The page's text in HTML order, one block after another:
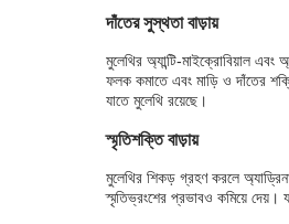
দাঁতের সুস্থতা বাড়ায়
মুলেথির অ্যান্টি-মাইক্রোবিয়াল এবং
ফলক কমাতে এবং মাড়ি ও দাঁতের
যাতে মুলেথি রয়েছে।
স্মৃতিশক্তি বাড়ায়
মুলেথির শিকড় গ্রহণ করলে
স্মৃতিভ্রংশের প্রভাবও কমিয়ে দেয়।